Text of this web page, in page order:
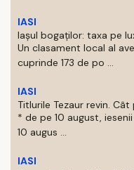
IASI
Iașul bogaților: taxa pe
Un clasament local al
cuprinde 173 de po ...
IASI
Titlurile Tezaur revin.
* de pe 10 august,
10 augus ...
IASI